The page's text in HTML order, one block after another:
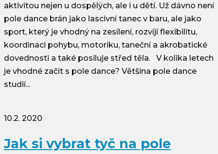
aktivitou nejen u dospělých, ale i u dětí. Už dávno není
pole dance brán jako lascivní tanec v baru, ale jako
sport, který je vhodný na zesílení, rozvíjí flexibilitu,
koordinaci pohybu, motoriku, taneční a akrobatické
dovednosti a také posiluje střed těla. V kolika letech
je vhodné začít s pole dance? Většina pole dance
studií...
10.2. 2020
Jak si vybrat tyč na pole